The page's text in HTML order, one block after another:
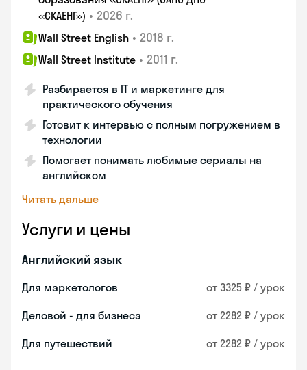
«СКАЕНГ») • 2026 г.
Wall Street English • 2018 г.
Wall Street Institute • 2011 г.
Разбирается в IT и маркетинге для
практического обучения
Готовит к интервью с полным погружением в
технологии
Помогает понимать любимые сериалы на
английском
Читать дальше
Услуги и цены
Английский язык
Для маркетологов от 3325 ₽ / урок
Деловой - для бизнеса от 2282 ₽ / урок
Для путешествий от 2282 ₽ / урок